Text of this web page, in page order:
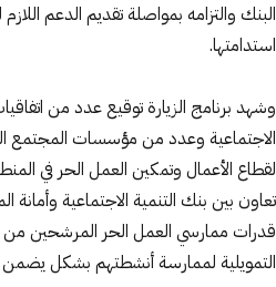
البنك والتزامه بمواصلة تقديم الدعم
استدامتها.
وشهد برنامج الزيارة توقيع عدد من
الاجتماعية وعدد من مؤسسات المجتمع
لقطاع الأعمال وتمكين العمل الحر في
تعاون بين بنك التنمية الاجتماعية وأمانة
قدرات ممارسي العمل الحر المرشحين من
التمويلية لممارسة أنشطتهم بشكل يضمن